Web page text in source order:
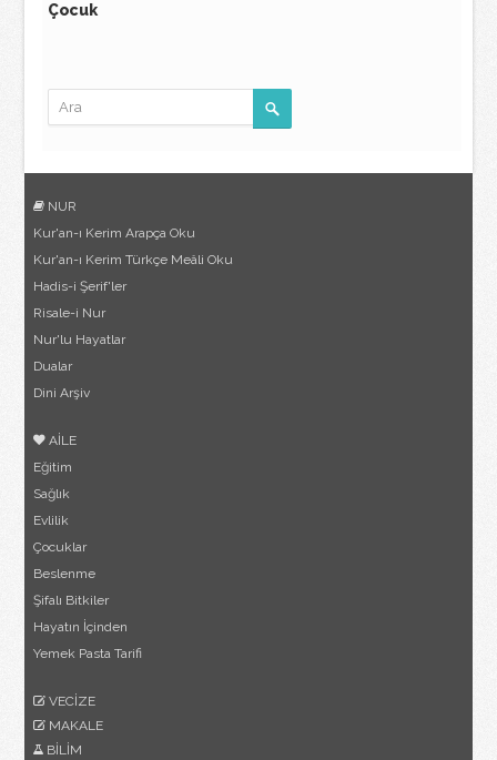
Çocuk
NUR
Kur'an-ı Kerim Arapça Oku
Kur'an-ı Kerim Türkçe Meâli Oku
Hadis-i Şerif'ler
Risale-i Nur
Nur'lu Hayatlar
Dualar
Dini Arşiv
AİLE
Eğitim
Sağlık
Evlilik
Çocuklar
Beslenme
Şifalı Bitkiler
Hayatın İçinden
Yemek Pasta Tarifi
VECİZE
MAKALE
BİLİM